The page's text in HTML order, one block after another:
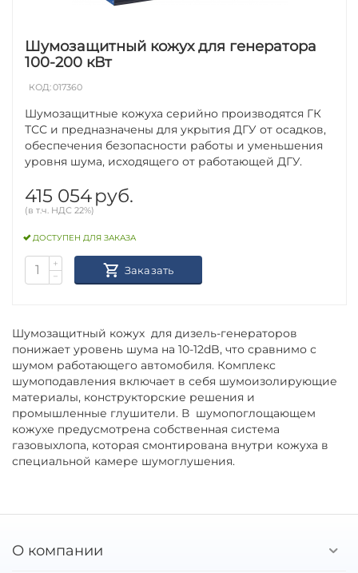
Шумозащитный кожух для дизель-генераторов
понижает уровень шума на 10-12dB, что сравнимо с
шумом работающего автомобиля. Комплекс
шумоподавления включает в себя шумоизолирующие
материалы, конструкторские решения и
промышленные глушители. В шумопоглощающем
кожухе предусмотрена собственная система
газовыхлопа, которая смонтирована внутри кожуха в
специальной камере шумоглушения.
Шумозащитный кожух для генератора
100-200 кВт
КОД:017360
Шумозащитные кожуха серийно производятся ГК
ТСС и предназначены для укрытия ДГУ от осадков,
обеспечения безопасности работы и уменьшения
уровня шума, исходящего от работающей ДГУ.
415 054руб.
(в т.ч. НДС 22%)
ДОСТУПЕН ДЛЯ ЗАКАЗА
+
−
Заказать
О компании